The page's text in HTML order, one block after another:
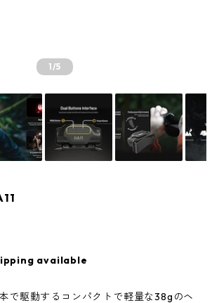
1/5
available
で駆動するコンパクトで軽量な38gのヘ